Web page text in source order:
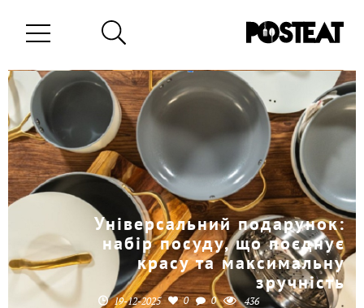
Універсальний подарунок:
набір посуду, що поєднує
красу та максимальну
зручність
19-12-2025 0 0 436